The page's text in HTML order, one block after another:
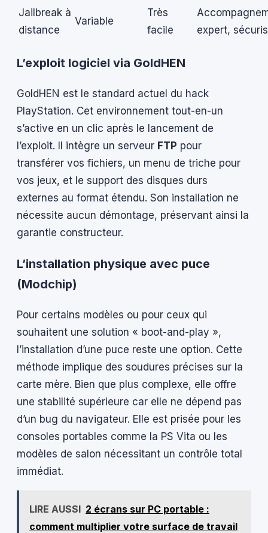
Jailbreak à
distance
Variable
Très
facile
expert,
L’exploit logiciel via GoldHEN
GoldHEN est le standard actuel du hack
PlayStation. Cet environnement tout-en-un
s’active en un clic après le lancement de
l’exploit. Il intègre un serveur FTP pour
transférer vos fichiers, un menu de triche pour
vos jeux, et le support des disques durs
externes au format étendu. Son installation ne
nécessite aucun démontage, préservant ainsi la
garantie constructeur.
L’installation physique avec puce
(Modchip)
Pour certains modèles ou pour ceux qui
souhaitent une solution « boot-and-play »,
l’installation d’une puce reste une option. Cette
méthode implique des soudures précises sur la
carte mère. Bien que plus complexe, elle offre
une stabilité supérieure car elle ne dépend pas
d’un bug du navigateur. Elle est prisée pour les
consoles portables comme la PS Vita ou les
modèles de salon nécessitant un contrôle total
immédiat.
LIRE AUSSI 2 écrans sur PC portable :
comment multiplier votre surface de travail